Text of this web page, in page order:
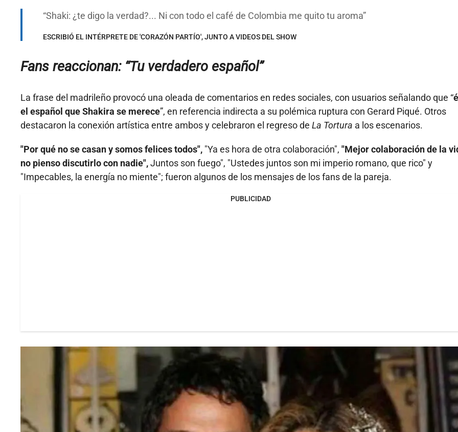
Shaki: ¿te digo la verdad?... Ni con todo el café de Colombia me quito tu aroma
ESCRIBIÓ EL INTÉRPRETE DE 'CORAZÓN PARTÍO', JUNTO A VIDEOS DEL SHOW
Fans reaccionan: “Tu verdadero español”
La frase del madrileño provocó una oleada de comentarios en redes sociales, con usuarios señalando que “
el español que Shakira se merece”, en referencia indirecta a su polémica ruptura con Gerard Piqué. Otros
destacaron la conexión artística entre ambos y celebraron el regreso de La Tortura a los escenarios.
"Por qué no se casan y somos felices todos", "Ya es hora de otra colaboración", "Mejor colaboración de la
no pienso discutirlo con nadie",Juntos son fuego", "Ustedes juntos son mi imperio romano, que rico" y
"Impecables, la energía no miente"; fueron algunos de los mensajes de los fans de la pareja.
PUBLICIDAD